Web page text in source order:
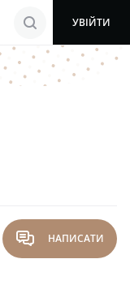
search УВІЙТИ
chat НАПИСАТИ